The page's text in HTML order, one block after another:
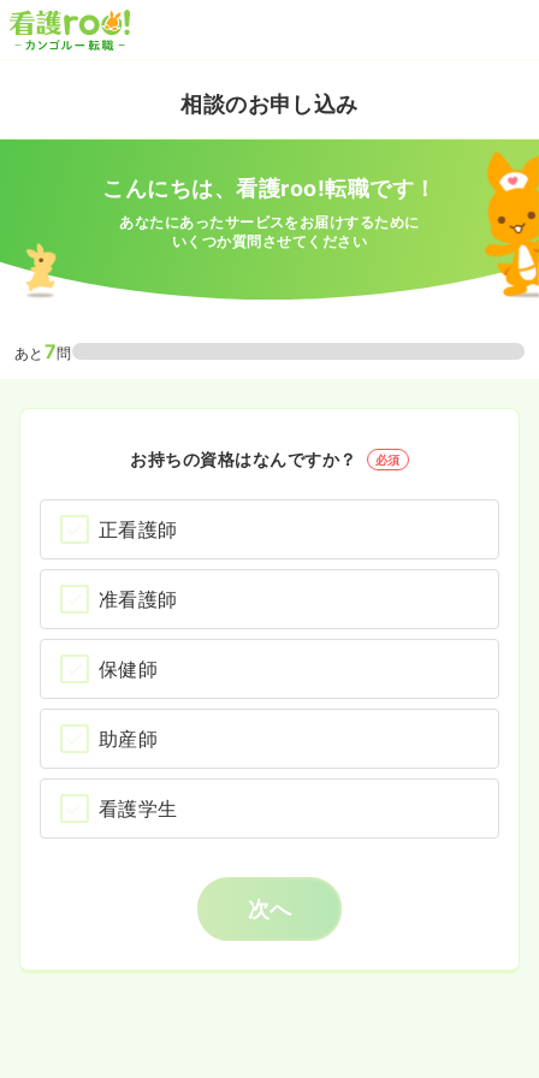
相談のお申し込み
こんにちは、看護roo!転職です！
あなたにあったサービスをお届けするために
いくつか質問させてください
あと 7問
お持ちの資格はなんですか？ 必須
正看護師
准看護師
保健師
助産師
看護学生
次へ